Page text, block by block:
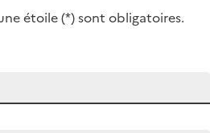
étoile (*) sont obligatoires.